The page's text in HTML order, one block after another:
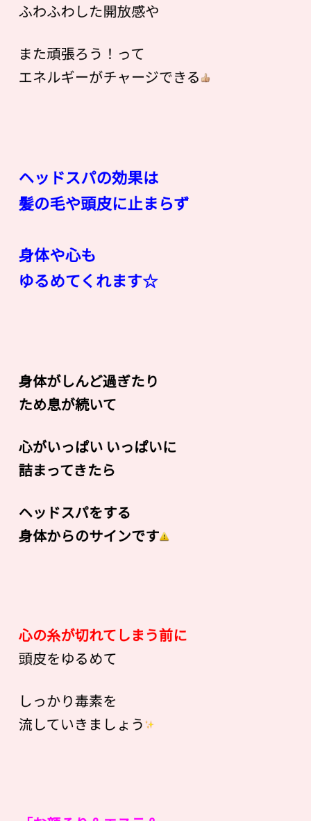
ふわふわした開放感や
また頑張ろう！って
エネルギーがチャージできる
ヘッドスパの効果は
髪の毛や頭皮に止まらず
身体や心も
ゆるめてくれます☆
身体がしんど過ぎたり
ため息が続いて
心がいっぱい いっぱいに
詰まってきたら
ヘッドスパをする
身体からのサインです
心の糸が切れてしまう前に
頭皮をゆるめて
しっかり毒素を
流していきましょう